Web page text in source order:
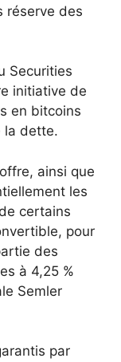
réserve des
Securities
initiative de
en bitcoins
la dette.
ainsi que
les
certains
pour
des
à 4,25 %
Semler
par